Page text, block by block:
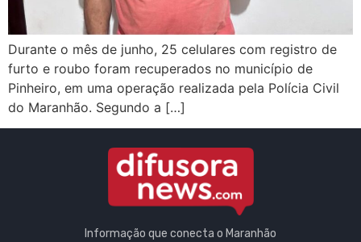
Durante o mês de junho, 25 celulares com registro de
furto e roubo foram recuperados no município de
Pinheiro, em uma operação realizada pela Polícia Civil
do Maranhão. Segundo a […]
Informação que conecta o Maranhão